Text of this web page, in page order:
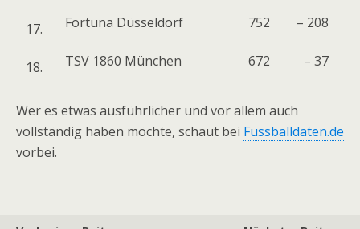
17. Fortuna Düsseldorf 752 – 208
18. TSV 1860 München 672 – 37
Wer es etwas ausführlicher und vor allem auch
vollständig haben möchte, schaut bei Fussballdaten.de
vorbei.